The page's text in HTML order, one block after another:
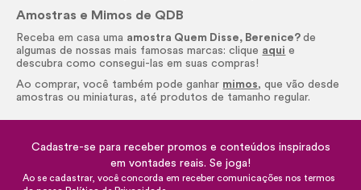
Amostras e Mimos de QDB
Receba em casa uma amostra Quem Disse, Berenice?de
algumas de nossas mais famosas marcas: clique aqui e
descubra como consegui-las em suas compras!
Ao comprar, você também pode ganhar mimos, que vão desde
amostras ou miniaturas, até produtos de tamanho regular.
Cadastre-se para receber promos e conteúdos inspirados
em vontades reais. Se joga!
Ao se cadastrar, você concorda em receber comunicações nos termos